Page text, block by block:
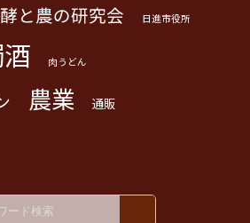
と農の研究会 日進市役所
肉うどん
農業 通販